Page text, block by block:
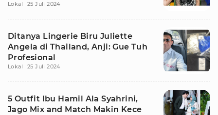
Lokal 25 Juli 2024
Ditanya Lingerie Biru Juliette
Angela di Thailand, Anji: Gue Tuh
Profesional
Lokal 25 Juli 2024
5 Outfit Ibu Hamil Ala Syahrini,
Jago Mix and Match Makin Kece